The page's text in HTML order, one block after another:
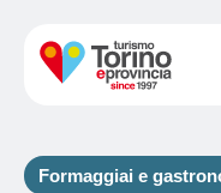
Formaggiai e